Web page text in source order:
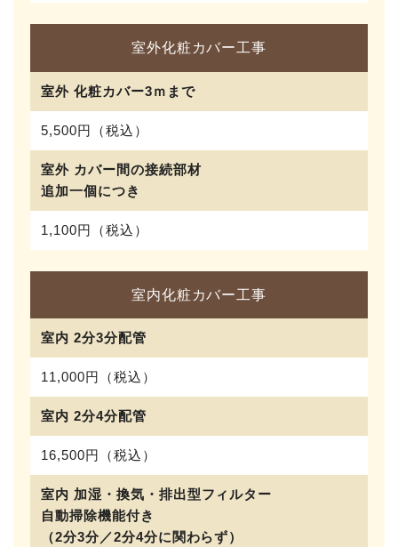
室外化粧カバー工事
室外 化粧カバー3ｍまで
5,500円（税込）
室外 カバー間の接続部材
追加一個につき
1,100円（税込）
室内化粧カバー工事
室内 2分3分配管
11,000円（税込）
室内 2分4分配管
16,500円（税込）
室内 加湿・換気・排出型フィルター
自動掃除機能付き
（2分3分／2分4分に関わらず）